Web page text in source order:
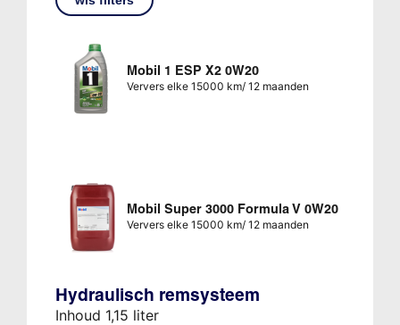
Mobil 1 ESP X2 0W20
Ververs elke 15000 km/ 12 maanden
Mobil Super 3000 Formula V 0W20
Ververs elke 15000 km/ 12 maanden
Hydraulisch remsysteem
Inhoud 1,15 liter